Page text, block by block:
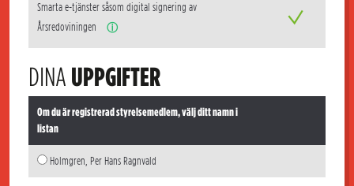
Smarta e-tjänster såsom digital signering av
Årsredoviningen
ⓘ
DINA UPPGIFTER
Om du är registrerad styrelsemedlem, välj ditt namn i
listan
Holmgren, Per Hans Ragnvald